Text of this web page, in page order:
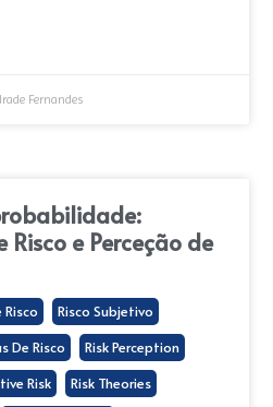
Fernandes
Risco e Perceção de
Risco
Risco Subjetivo
De Risco
Risk Perception
Risk
Risk Theories